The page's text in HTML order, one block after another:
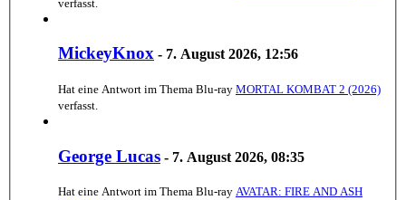
verfasst.
MickeyKnox - 7. August 2026, 12:56
Hat eine Antwort im Thema Blu-ray MORTAL KOMBAT 2 (2026)
verfasst.
George Lucas - 7. August 2026, 08:35
Hat eine Antwort im Thema Blu-ray AVATAR: FIRE AND ASH